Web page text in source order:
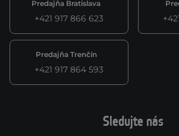
Predajňa Bratislava
+421 917 866 623
Predajňa Trenčín
+421 917 864 593
Sledujte nás